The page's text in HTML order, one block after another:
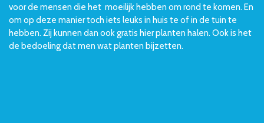
voor de mensen die het moeilijk hebben om rond te komen. En
om op deze manier toch iets leuks in huis te of in de tuin te
hebben. Zij kunnen dan ook gratis hier planten halen. Ook is het
de bedoeling dat men wat planten bijzetten.